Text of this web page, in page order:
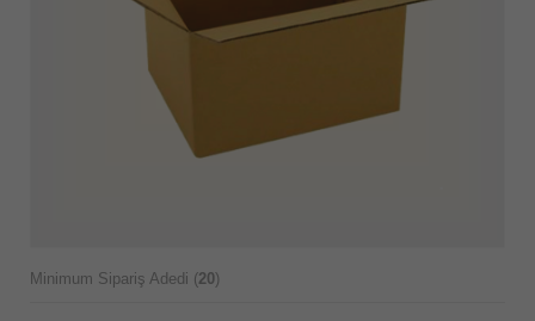
Minimum Sipariş Adedi (20)